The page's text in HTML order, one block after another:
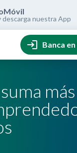
descarga nuestra App
Banca